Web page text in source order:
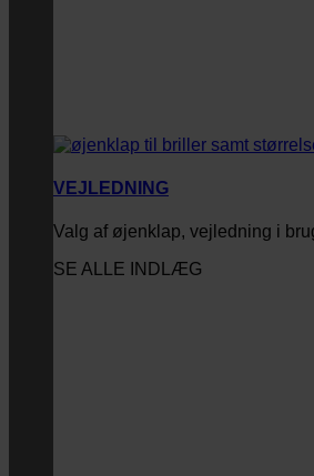
VEJLEDNING
Valg af øjenklap, vejledning i
SE ALLE INDLÆG